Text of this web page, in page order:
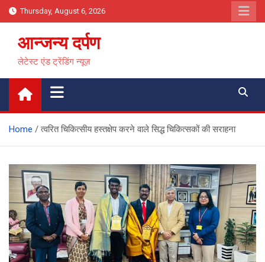
Skip
to
content
Thursday, August 6, 2026
आन्जन्य दर्पण
लेटेस्ट एंड ट्रेंडिंग न्यूज़
Home त्वरित चिकित्सीय हस्तक्षेप करने वाले सिद्ध चिकित्सकों की सराहना